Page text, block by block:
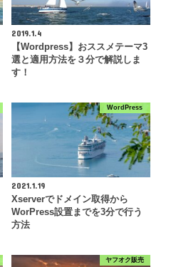
2019.1.4
【Wordpress】おススメテーマ3
選と適用方法を３分で解説しま
す！
WordPress
2021.1.19
Xserverでドメイン取得から
WorPress設置までを3分で行う
方法
ヤフオク販売